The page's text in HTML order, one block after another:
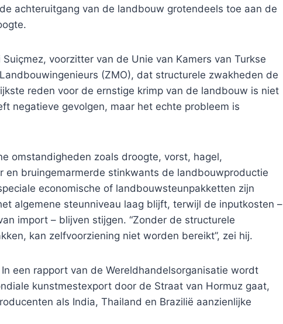
achteruitgang van de landbouw grotendeels toe aan de
voorzitter van de Unie van Kamers van Turkse
(ZMO), dat structurele zwakheden de
reden voor de ernstige krimp van de landbouw is niet
negatieve gevolgen, maar het echte probleem is
omstandigheden zoals droogte, vorst, hagel,
en bruingemarmerde stinkwants de landbouwproductie
economische of landbouwsteunpakketten zijn
algemene steunniveau laag blijft, terwijl de inputkosten –
import – blijven stijgen. “Zonder de structurele
kan zelfvoorziening niet worden bereikt”, zei hij.
een rapport van de Wereldhandelsorganisatie wordt
kunstmestexport door de Straat van Hormuz gaat,
als India, Thailand en Brazilië aanzienlijke